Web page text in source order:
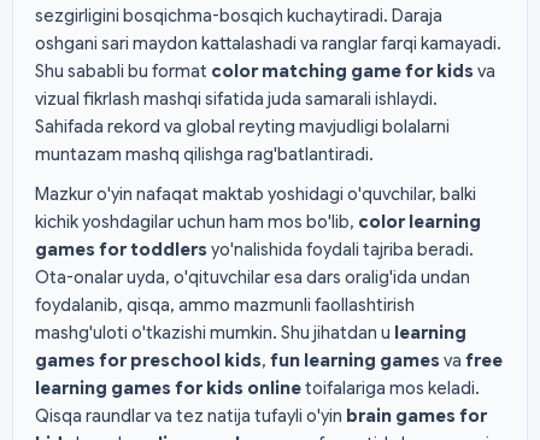
sezgirligini bosqichma-bosqich kuchaytiradi. Daraja
oshgani sari maydon kattalashadi va ranglar farqi kamayadi.
Shu sababli bu format color matching game for kids va
vizual fikrlash mashqi sifatida juda samarali ishlaydi.
Sahifada rekord va global reyting mavjudligi bolalarni
muntazam mashq qilishga rag'batlantiradi.
Mazkur o'yin nafaqat maktab yoshidagi o'quvchilar, balki
kichik yoshdagilar uchun ham mos bo'lib, color learning
games for toddlers yo'nalishida foydali tajriba beradi.
Ota-onalar uyda, o'qituvchilar esa dars oralig'ida undan
foydalanib, qisqa, ammo mazmunli faollashtirish
mashg'uloti o'tkazishi mumkin. Shu jihatdan u learning
games for preschool kids, fun learning games va free
learning games for kids onlinetoifalariga mos keladi.
Qisqa raundlar va tez natija tufayli o'yin brain games for